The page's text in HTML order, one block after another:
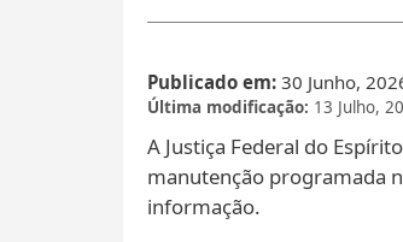
Publicado em 30 Junho,
Última modificação 13 Julho,
A Justiça Federal do
manutenção programada
informação.